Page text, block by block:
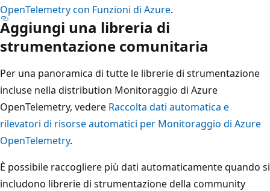
OpenTelemetry con Funzioni di Azure.
Aggiungi una libreria di
strumentazione comunitaria
Per una panoramica di tutte le librerie di strumentazione
incluse nella distribution Monitoraggio di Azure
OpenTelemetry, vedere Raccolta dati automatica e
rilevatori di risorse automatici per Monitoraggio di Azure
OpenTelemetry.
È possibile raccogliere più dati automaticamente quando si
includono librerie di strumentazione della community